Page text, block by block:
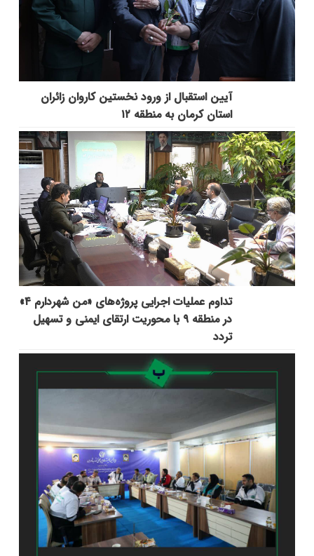
آیین استقبال از ورود نخستین کاروان زائران
استان کرمان به منطقه ۱۲
تداوم عملیات اجرایی پروژه‌های «من شهردارم ۴»
در منطقه ۹ با محوریت ارتقای ایمنی و تسهیل
تردد